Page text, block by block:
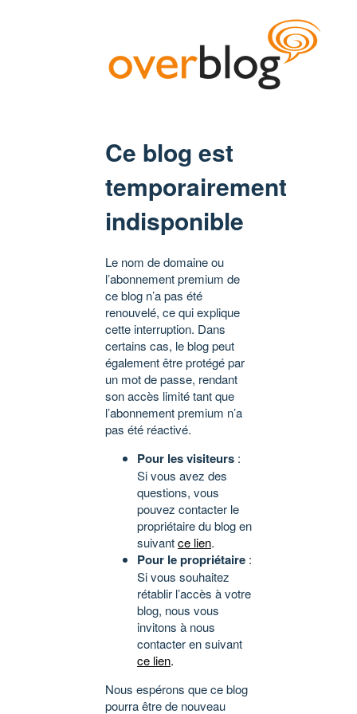
Ce blog est
temporairement
indisponible
Le nom de domaine ou
l’abonnement premium de
ce blog n’a pas été
renouvelé, ce qui explique
cette interruption. Dans
certains cas, le blog peut
également être protégé par
un mot de passe, rendant
son accès limité tant que
l’abonnement premium n’a
pas été réactivé.
Pour les visiteurs :
Si vous avez des
questions, vous
pouvez contacter le
propriétaire du blog en
suivantce lien.
Pour le propriétaire :
Si vous souhaitez
rétablir l’accès à votre
blog, nous vous
invitons à nous
contacter en suivant
ce lien.
Nous espérons que ce blog
pourra être de nouveau